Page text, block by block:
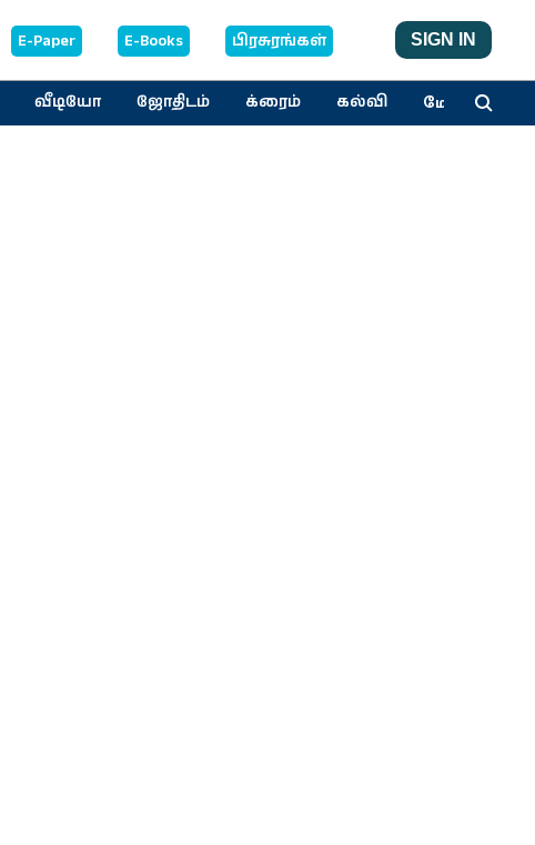
E-Paper E-Books பிரசுரங்கள் SIGN IN
வீடியோ ஜோதிடம் க்ரைம் கல்வி மேலும்